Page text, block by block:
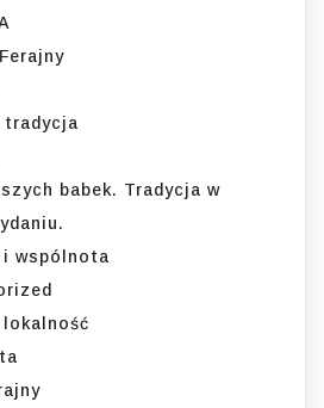
babek. Tradycja w
i wspólnota
lokalność